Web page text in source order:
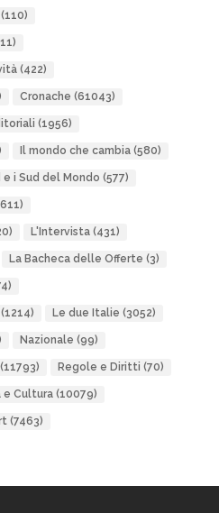
(110)
(422)
Cronache (61043)
(1956)
Il mondo che cambia(580)
e i Sud del Mondo (577)
L'Intervista(431)
La Bacheca delle Offerte (3)
(1214) Le due Italie (3052)
Nazionale (99)
Regole e Diritti (70)
e Cultura(10079)
(7463)